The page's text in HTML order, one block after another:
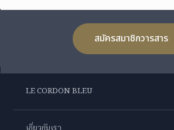
สมัครสมาชิกวารสาร
LE CORDON BLEU